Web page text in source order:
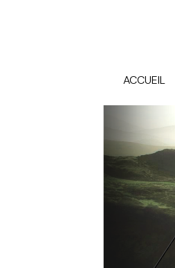
ACCUEIL